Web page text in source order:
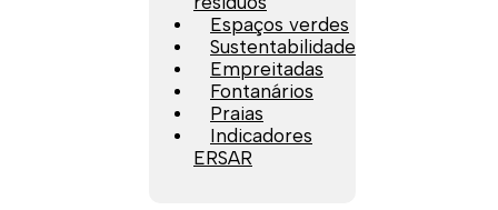
Espaços verdes
Sustentabilidade
Empreitadas
Fontanários
Praias
Indicadores
ERSAR